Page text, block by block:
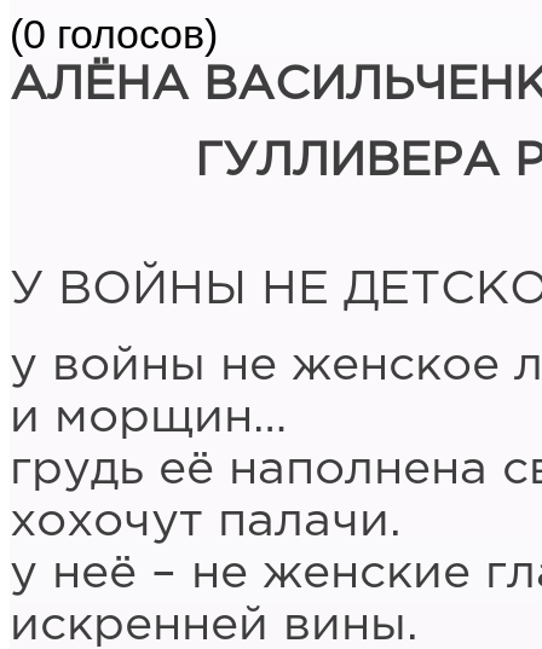
(0 голосов)
АЛЁНА
ГУЛЛИВЕРА
У ВОЙНЫ НЕ
у войны не женское
и морщин…
грудь её наполнена
хохочут палачи.
у неё – не женские
искренней вины.